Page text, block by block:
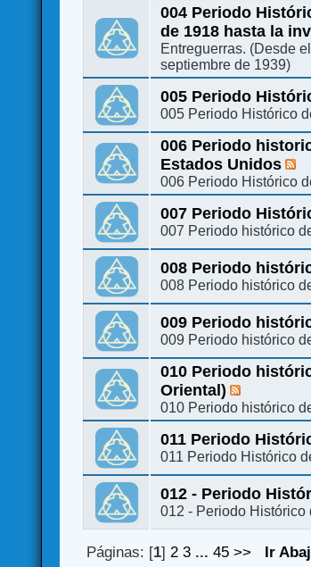
004 Periodo
de 1918 hasta la
Entreguerras. (Desde
septiembre de 1939)
005 Periodo
005 Periodo Histórico
006 Periodo
Estados Unidos
006 Periodo Histórico
007 Periodo
007 Periodo histórico
008 Periodo
008 Periodo histórico
009 Periodo
009 Periodo histórico
010 Periodo
Oriental)
010 Periodo histórico
011 Periodo
011 Periodo Histórico
012 - Periodo
012 - Periodo Histórico
Páginas: [1] 2 3 ... 45 >>
Ir